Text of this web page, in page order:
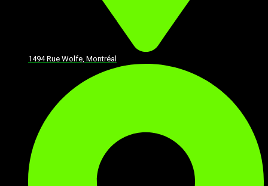
1494 Rue Wolfe, Montréal